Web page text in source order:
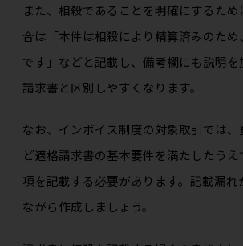
また、相殺であることを明確にするた
合は「本件は相殺により精算済みのた
です」などと記載し、備考欄にも説明
請求書と区別しやすくなります。
なお、インボイス制度の対象取引では
ど適格請求書の基本要件を満たしたう
項を記載する必要があります。記載漏れ
ながら作成しましょう。